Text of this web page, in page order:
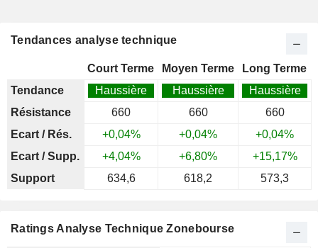
Tendances analyse technique
Court Terme Moyen Terme
Long Terme
Tendance
Haussière Haussière
Haussière
Résistance
660 660
660
Ecart / Rés.
+0,04% +0,04%
+0,04%
Ecart / Supp.
+4,04% +6,80%
+15,17%
Support
634,6 618,2 573,3
Ratings Analyse Technique Zonebourse